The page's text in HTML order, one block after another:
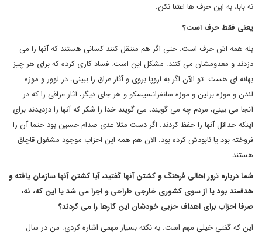
نه بابا، به این حرف ها اعتنا نکن.
یعنی فقط حرف است؟
بله همه اش حرف است. حتی اگر هم منتقل کنند کسانی هستند که آنها را می
دزدند و معدومشان می کنند. مشکل این است. فساد کاری کرده که برای هر چیز
بهانه ای هست. تو الآن اگر به اروپا بروی و آثار عراق را ببینی، در لوور و موزه
لندن و موزه برلین و موزه سانفرانسیسکو و هر جای دیگر، آثار عراقی را که در
آنجا می بینی، مردم چه می گویند، می گویند خدا را شکر که آنها را دزدیدند برای
اینکه حداقل آنها را حفظ کردند. اگر دست مثلا عدی صدام حسین بود حتما آن را
فروخته بود یا نابودش کرده بود. الان هم همه این احزاب موجود مشغول قاچاق
هستند.
شما درباره ترور اهالی فرهنگ و کشتن آنها گفتید، آیا کشتن آنها سازمان یافته و
هدفمند بود یا از سوی کشوری خارجی طراحی و اجرا می شد یا این که، نه،
صرفا احزاب برای اهداف حزبی خودشان این کارها را می کردند؟
این که گفتی خیلی مهم است. به نکته بسیار مهمی اشاره کردی. من در سال